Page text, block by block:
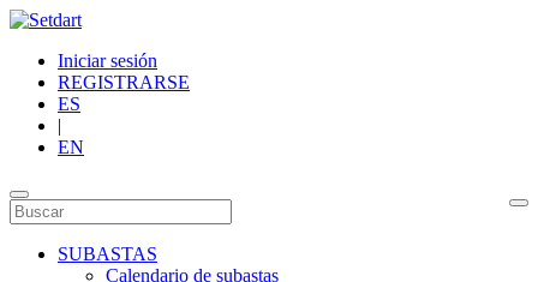
Iniciar sesión
REGISTRARSE
ES
|
EN
SUBASTAS
Calendario de subastas